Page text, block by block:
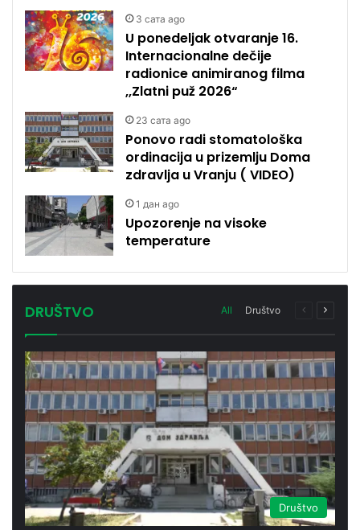
3 сата ago
U ponedeljak otvaranje 16.
Internacionalne dečije
radionice animiranog filma
,,Zlatni puž 2026“
23 сата ago
Ponovo radi stomatološka
ordinacija u prizemlju Doma
zdravlja u Vranju ( VIDEO)
1 дан ago
Upozorenje na visoke
temperature
DRUŠTVO All Društvo
Previous
Društvo